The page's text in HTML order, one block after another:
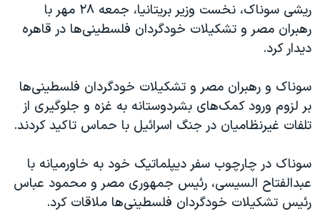
دادگاه حمید نوری
چهل سال گروگان‌گیری
اعتراضات مردمی آبان ۹۸
اسرائیل در جنگ
همایش محافظه‌کاران آمریکا «سی‌پک»
صفحه‌های ویژه
ریشی سوناک، نخست وزیر بریتانیا، جمعه ۲۸ مهر با
رهبران مصر و تشکیلات خودگردان فلسطینی‌ها در قاهره
دیدار کرد.
سوناک و رهبران مصر و تشکیلات خودگردان فلسطینی‌ها
بر لزوم ورود کمک‌های بشردوستانه به غزه و جلوگیری از
تلفات غیرنظامیان در جنگ اسرائیل با حماس تاکید کردند.
سوناک در چارچوب سفر دیپلماتیک خود به خاورمیانه با
عبدالفتاح السیسی، رئیس جمهوری مصر و محمود عباس
رئیس تشکیلات خودگردان فلسطینی‌ها ملاقات کرد.